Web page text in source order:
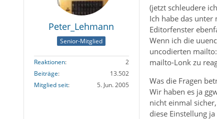
Peter_Lehmann
Senior-Mitglied
Reaktionen
2
Beiträge
13.502
Mitglied seit
5. Jun. 2005
(jetzt schleudere
Ich habe das unter
Editorfenster
Wenn ich die
uncodierten
mailto-Lonk zu
Was die Fragen
Wir haben es ja
nicht einmal
diese Einstellung